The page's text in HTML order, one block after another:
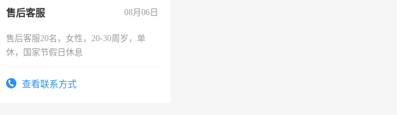
售后客服 08月06日
售后客服20名，女性，20-30周岁，单
休，国家节假日休息
查看联系方式